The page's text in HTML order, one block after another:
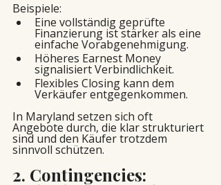
Beispiele:
Eine vollständig geprüfte
Finanzierung ist stärker als eine
einfache Vorabgenehmigung.
Höheres Earnest Money
signalisiert Verbindlichkeit.
Flexibles Closing kann dem
Verkäufer entgegenkommen.
In Maryland setzen sich oft
Angebote durch, die klar strukturiert
sind und den Käufer trotzdem
sinnvoll schützen.
2. Contingencies: